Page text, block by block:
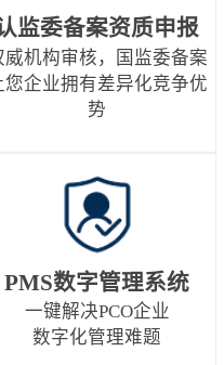
监委备案资质申报
威机构审核，国监委备案
您企业拥有差异化竞争优
势
PMS数字管理系统
一键解决PCO企业
数字化管理难题